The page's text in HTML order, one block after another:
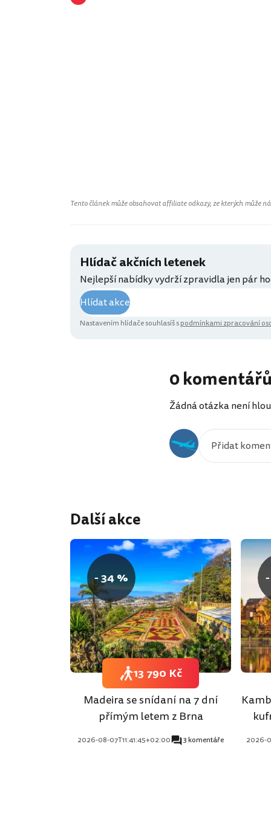
Tento článek může obsahovat affiliate odkazy, ze kterých může
Hlídač akčních letenek
Nejlepší nabídky vydrží zpravidla jen pár
Hlídat akce
Nastavením hlídače souhlasíš spodmínkami zpracování
0
Žádná otázka není
Další akce
- 34 %
Madeira se snídaní na 7 dní
přímým letem z Brna
2026-08-07T11:41:45+02:00 3 komentáře
13 790 Kč
2026-